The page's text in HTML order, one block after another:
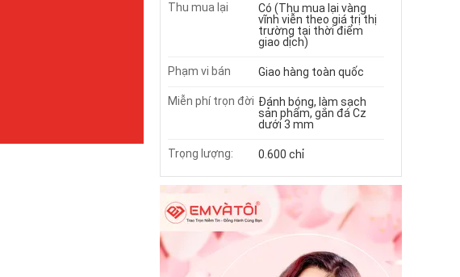
Thu mua lại
Có (Thu mua lại vàng
vĩnh viễn theo giá trị thị
trường tại thời điểm
giao dịch)
Phạm vi bán Giao hàng toàn quốc
Miễn phí trọn đời Đánh bóng, làm sạch
sản phẩm, gắn đá Cz
dưới 3 mm
Trọng lượng: 0.600 chỉ